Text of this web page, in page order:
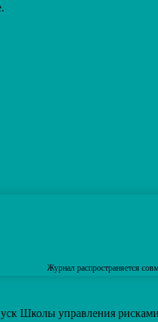
Журнал распространяется
Школы управления